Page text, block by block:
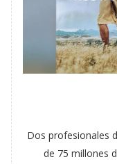
Dos profesionales
de 75 millones